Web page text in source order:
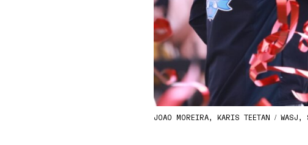
JOAO MOREIRA, KARIS TEETAN /